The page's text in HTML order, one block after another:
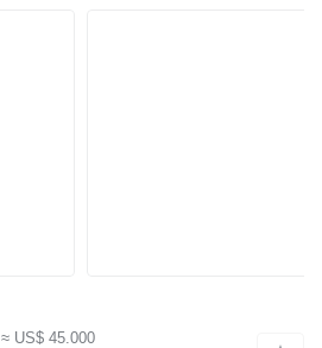
≈ US$ 45.000